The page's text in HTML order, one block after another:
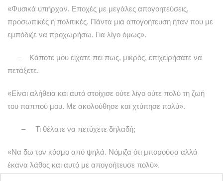
«Φυσικά υπήρχαν. Εποχές με μεγάλες απογοητεύσεις,
προσωπικές ή πολιτικές. Πάντα μια απογοήτευση ήταν που με
εμπόδιζε να προχωρήσω. Για λίγο όμως».
– Κάποτε μου είχατε πει πως, μικρός, επιχειρήσατε να
πετάξετε.
«Είναι αλήθεια και αυτό στοίχισε ούτε λίγο ούτε πολύ τη ζωή
του παππού μου. Με ακολούθησε και χτύπησε πολύ».
– Τι θέλατε να πετύχετε δηλαδή;
«Να δω τον κόσμο από ψηλά. Νόμιζα ότι μπορούσα αλλά
έκανα λάθος και αυτό με απογοήτευσε πολύ».